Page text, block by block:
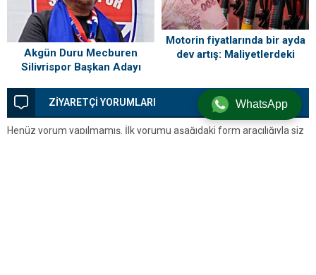
Akgün Duru Mecburen
Silivrispor Başkan Adayı
Motorin fiyatlarında bir ayda
dev artış: Maliyetlerdeki
ZİYARETÇİ YORUMLARI
Henüz yorum yapılmamış. İlk yorumu aşağıdaki form aracılığıyla siz
WhatsApp